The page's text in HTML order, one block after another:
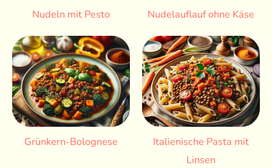
Nudeln mit Pesto Nudelauflauf ohne Käse
Grünkern-Bolognese
Italienische Pasta mit
Linsen